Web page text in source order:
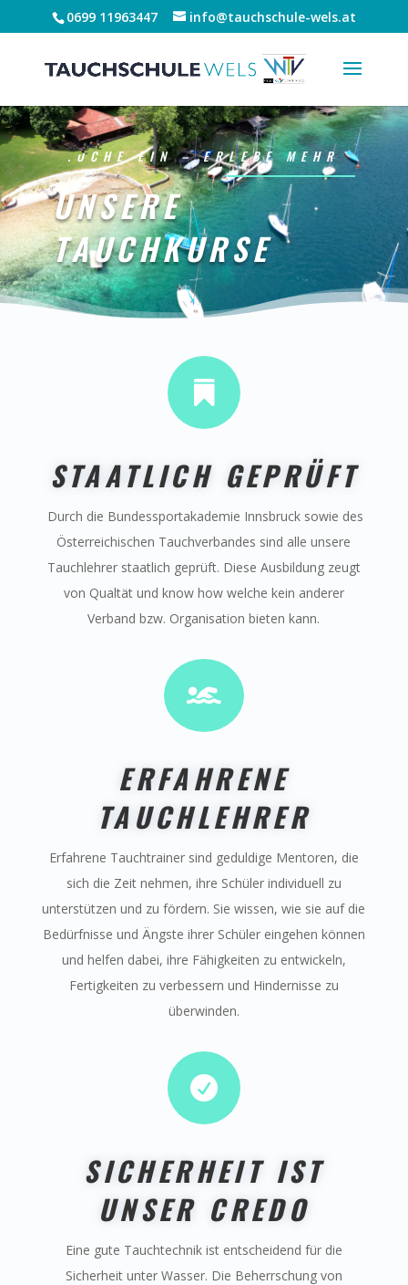
0699 11963447 info@tauchschule-wels.at
TAUCHE EIN – ERLEBE MEHR
UNSERE
TAUCHKURSE

STAATLICH GEPRÜFT
Durch die Bundessportakademie Innsbruck sowie des
Österreichischen Tauchverbandes sind alle unsere
Tauchlehrer staatlich geprüft. Diese Ausbildung zeugt
von Qualtät und know how welche kein anderer
Verband bzw. Organisation bieten kann.

ERFAHRENE
TAUCHLEHRER
Erfahrene Tauchtrainer sind geduldige Mentoren, die
sich die Zeit nehmen, ihre Schüler individuell zu
unterstützen und zu fördern. Sie wissen, wie sie auf die
Bedürfnisse und Ängste ihrer Schüler eingehen können
und helfen dabei, ihre Fähigkeiten zu entwickeln,
Fertigkeiten zu verbessern und Hindernisse zu
überwinden.

SICHERHEIT IST
UNSER CREDO
Eine gute Tauchtechnik ist entscheidend für die
Sicherheit unter Wasser. Die Beherrschung von